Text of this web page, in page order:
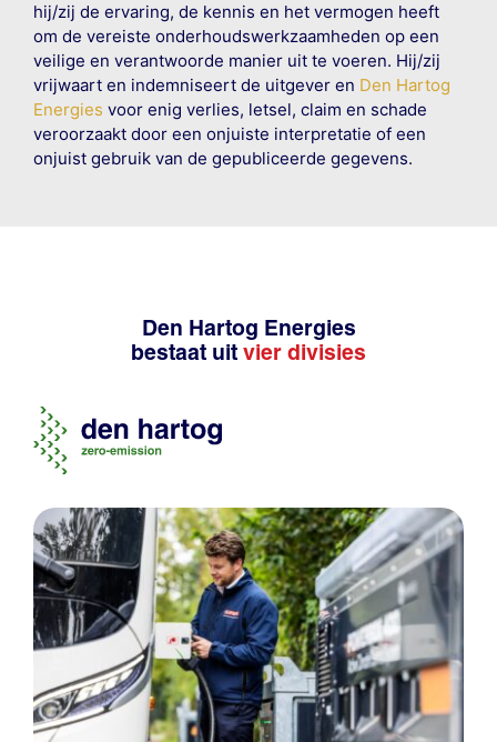
hij/zij de ervaring, de kennis en het vermogen heeft
om de vereiste onderhoudswerkzaamheden op een
veilige en verantwoorde manier uit te voeren. Hij/zij
vrijwaart en indemniseert de uitgever en Den Hartog
Energies voor enig verlies, letsel, claim en schade
veroorzaakt door een onjuiste interpretatie of een
onjuist gebruik van de gepubliceerde gegevens.
Den Hartog Energies
bestaat uit vier divisies